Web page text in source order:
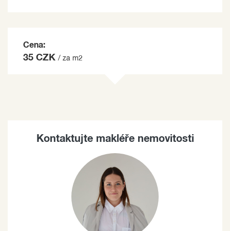
Cena:
35 CZK / za m2
Kontaktujte makléře nemovitosti